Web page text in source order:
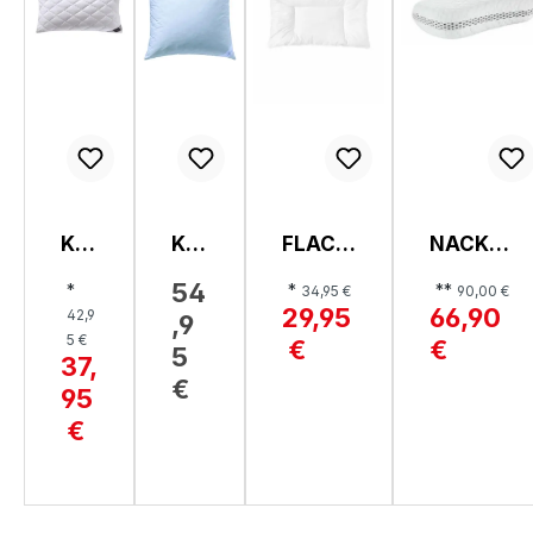
KIS
N,
52
0
AL
CA
ND
*
42,9
5 €
37,
95
€
KIS
N,
PO
LA
RS
TE
54
,9
5
€
FLACH
,
JUNIO
R
* 34,95 €
29,95
€
NACKEN
ISSEN,
DREAM
CONTO
** 90,00 €
66,90
€